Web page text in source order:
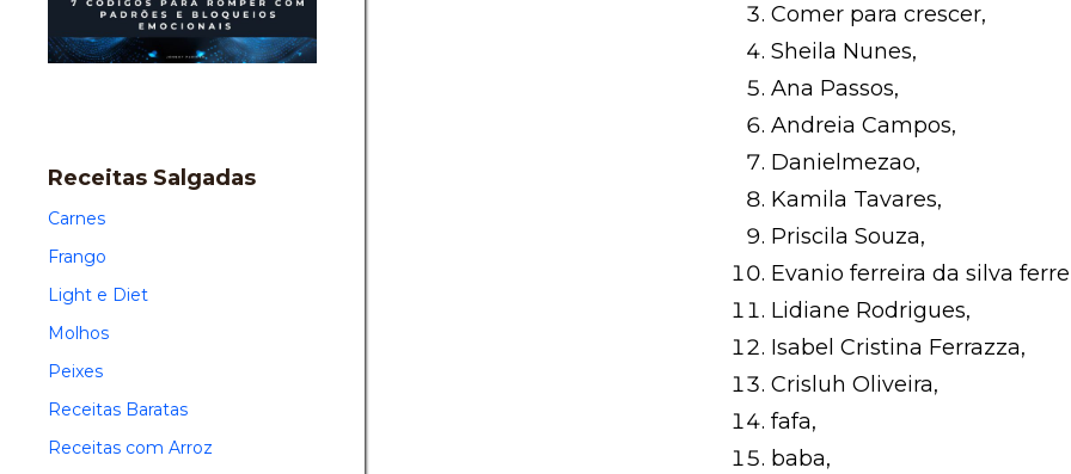
Comer para crescer,
Sheila Nunes,
Ana Passos,
Andreia Campos,
Danielmezao,
Kamila Tavares,
Priscila Souza,
Evanio ferreira da silva
Lidiane Rodrigues,
Isabel Cristina Ferrazza,
Crisluh Oliveira,
fafa,
baba,
Receitas Salgadas
Carnes
Frango
Light e Diet
Molhos
Peixes
Receitas Baratas
Receitas com Arroz